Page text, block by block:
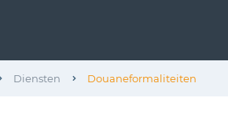
Diensten Douaneformaliteiten